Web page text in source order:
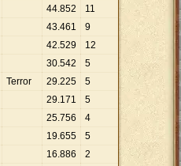
44.852
11
43.461
9
42.529
12
30.542
5
Terror 29.225
5
29.171
5
25.756
4
19.655
5
16.886
2